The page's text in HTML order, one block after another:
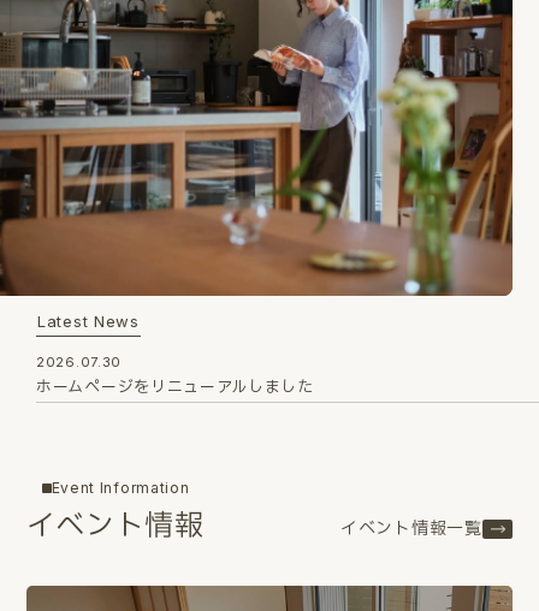
Latest News
2026.07.30
ホームページをリニューアルしました
Event Information
イベント情報 イベント情報一覧